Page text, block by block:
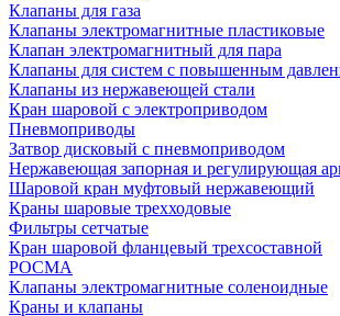
Клапаны для газа
Клапаны электромагнитные пластиковые
Клапан электромагнитный для пара
Клапаны для систем с повышенным
Клапаны из нержавеющей стали
Кран шаровой с электроприводом
Пневмоприводы
Затвор дисковый с пневмоприводом
Нержавеющая запорная и регулирующая
Шаровой кран муфтовый нержавеющий
Краны шаровые трехходовые
Фильтры сетчатые
Кран шаровой фланцевый трехсоставной
РОСМА
Клапаны электромагнитные соленоидные
Краны и клапаны